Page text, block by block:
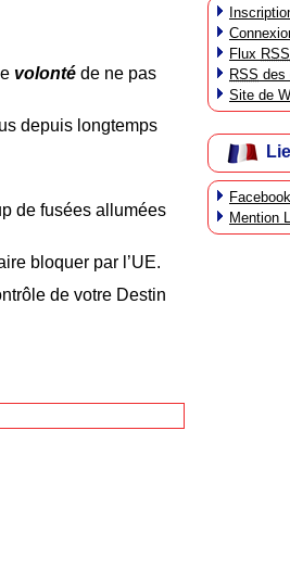
volonté de ne pas
depuis longtemps
de fusées allumées
bloquer par l’UE.
de votre Destin
Flux RSS
RSS des
Site de
Mention